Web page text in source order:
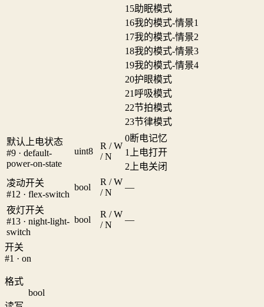
15助眠模式
16我的模式-情景1
17我的模式-情景2
18我的模式-情景3
19我的模式-情景4
20护眼模式
21 呼吸模式
22节拍模式
23节律模式
默认上电状态
#9 · default-
power-on-state
uint8
R / W
/ N
0断电记忆
1
上电打开
2 上电关闭
凌动开关
#12 · flex-switch
bool
R / W
/ N
—
夜灯开关
#13 · night-light-
switch
bool
R / W
/ N
—
开关
#1 · on
格式
bool